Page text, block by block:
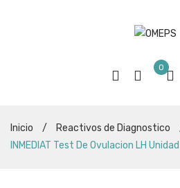
0
Inicio / Reactivos de Diagnostico
INMEDIAT Test De Ovulacion LH